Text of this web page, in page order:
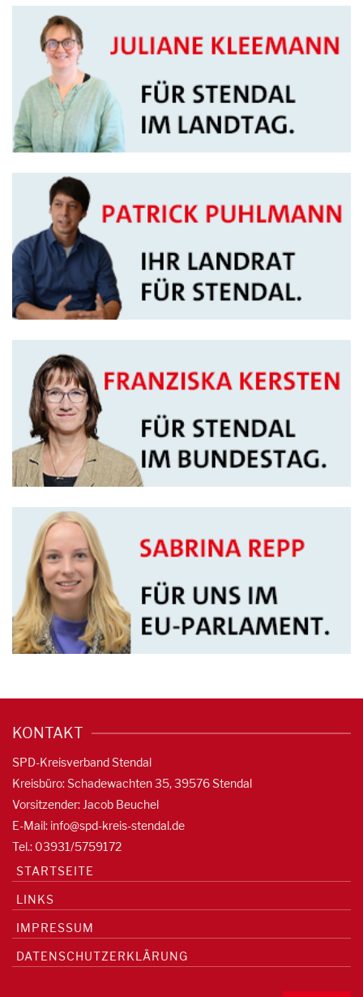
KONTAKT
SPD-Kreisverband Stendal
Kreisbüro: Schadewachten 35, 39576 Stendal
Vorsitzender: Jacob Beuchel
E-Mail: info@spd-kreis-stendal.de
Tel.: 03931/5759172
STARTSEITE
LINKS
IMPRESSUM
DATENSCHUTZERKLÄRUNG